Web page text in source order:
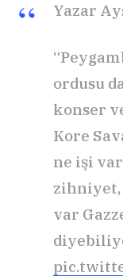
Yazar
ordusu
konser
Kore
ne işi var
zihniyet,
var